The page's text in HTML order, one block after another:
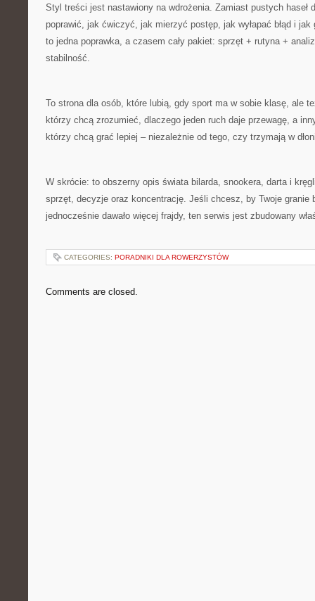
Styl treści jest nastawiony na wdrożenia. Zamiast pustych haseł
poprawić, jak ćwiczyć, jak mierzyć postęp, jak wyłapać błąd i
to jedna poprawka, a czasem cały pakiet: sprzęt + rutyna +
stabilność.
To strona dla osób, które lubią, gdy sport ma w sobie klasę, ale
którzy chcą zrozumieć, dlaczego jeden ruch daje przewagę, a
którzy chcą grać lepiej – niezależnie od tego, czy trzymają w
W skrócie: to obszerny opis świata bilarda, snookera, darta i
sprzęt, decyzje oraz koncentrację. Jeśli chcesz, by Twoje granie
jednocześnie dawało więcej frajdy, ten serwis jest zbudowany
CATEGORIES: PORADNIKI DLA ROWERZYSTÓW
Comments are closed.